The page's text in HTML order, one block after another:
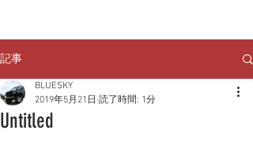
記事
Untitled
BLUESKY
2019年5月21日 読了時間: 1分